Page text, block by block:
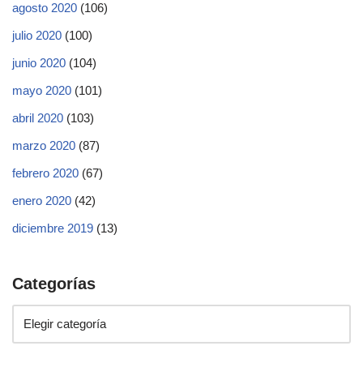
agosto 2020 (106)
julio 2020 (100)
junio 2020 (104)
mayo 2020 (101)
abril 2020 (103)
marzo 2020 (87)
febrero 2020 (67)
enero 2020 (42)
diciembre 2019 (13)
Categorías